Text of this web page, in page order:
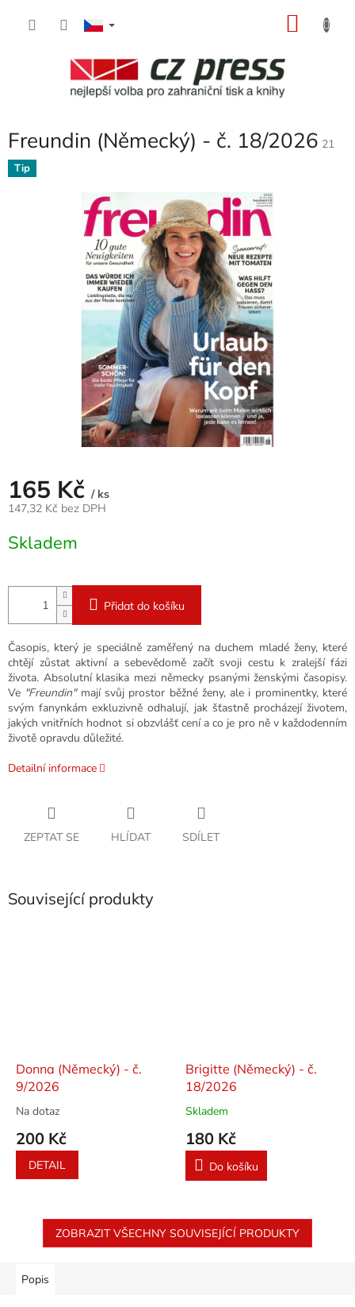
Freundin (Německý) - č. 18/2026 21
Tip
165 Kč / ks
147,32 Kč bez DPH
cena:
Skladem
Přidat do košíku
Časopis, který je speciálně zaměřený na duchem mladé ženy, které
chtějí zůstat aktivní a sebevědomě začít svoji cestu k zralejší fázi
života. Absolutní klasika mezi německy psanými ženskými časopisy.
Ve "Freundin"mají svůj prostor běžné ženy, ale i prominentky, které
svým fanynkám exkluzivně odhalují, jak šťastně procházejí životem,
jakých vnitřních hodnot si obzvlášť cení a co je pro ně v každodenním
životě opravdu důležité.
Detailní informace
ZEPTAT SE HLÍDAT SDÍLET
Související produkty
Donna (Německý) - č.
9/2026
Na dotaz
200 Kč
DETAIL
Brigitte (Německý) - č.
18/2026
Skladem
180 Kč
Do košíku
ZOBRAZIT VŠECHNY SOUVISEJÍCÍ PRODUKTY
Popis